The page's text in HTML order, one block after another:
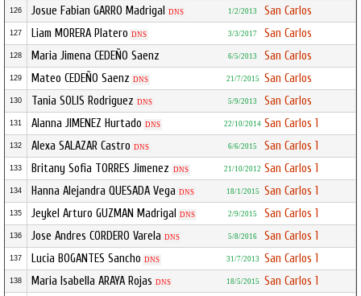
126 Josue Fabian GARRO Madrigal DNS 1/2/2013 San Carlos
127 Liam MORERA Platero DNS 3/3/2017 San Carlos
128 Maria Jimena CEDEÑO Saenz 6/5/2013 San Carlos
129 Mateo CEDEÑO Saenz DNS 21/7/2015 San Carlos
130 Tania SOLIS Rodriguez DNS 5/9/2013 San Carlos
131 Alanna JIMENEZ Hurtado DNS 22/10/2014 San Carlos 1
132 Alexa SALAZAR Castro DNS 6/6/2015 San Carlos 1
133 Britany Sofia TORRES Jimenez DNS 21/10/2012 San Carlos 1
134 Hanna Alejandra QUESADA Vega DNS 18/1/2015 San Carlos 1
135 Jeykel Arturo GUZMAN Madrigal DNS 2/9/2015 San Carlos 1
136 Jose Andres CORDERO Varela DNS 5/8/2016 San Carlos 1
137 Lucia BOGANTES Sancho DNS 31/7/2013 San Carlos 1
138 Maria Isabella ARAYA Rojas DNS 18/5/2015 San Carlos 1